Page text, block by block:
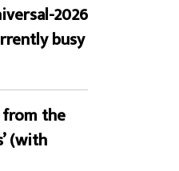
2026
busy
the
(with